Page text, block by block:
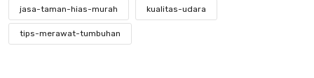
jasa-taman-hias-murah kualitas-udara
tips-merawat-tumbuhan